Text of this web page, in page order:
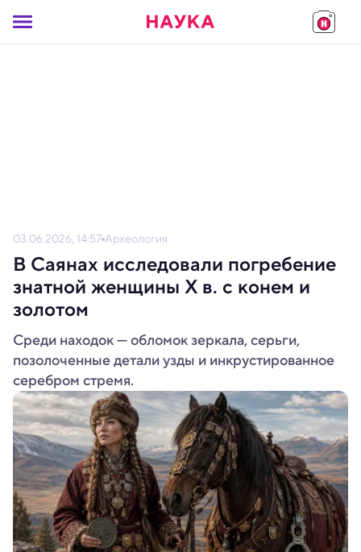
03.06.2026, 14:57 Археология
В Саянах исследовали погребение
знатной женщины X в. с конем и
золотом
Среди находок — обломок зеркала, серьги,
позолоченные детали узды и инкрустированное
серебром стремя.